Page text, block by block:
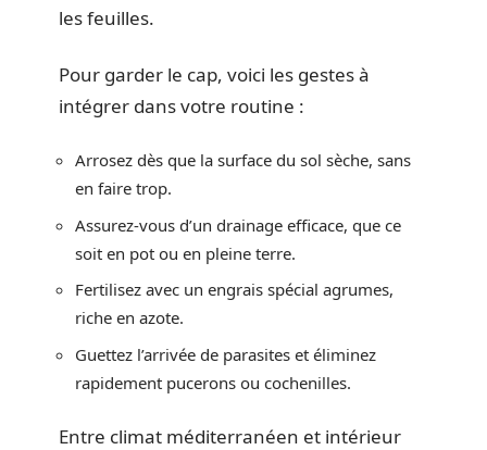
les feuilles.
Pour garder le cap, voici les gestes à
intégrer dans votre routine :
Arrosez dès que la surface du sol sèche, sans
en faire trop.
Assurez-vous d’un drainage efficace, que ce
soit en pot ou en pleine terre.
Fertilisez avec un engrais spécial agrumes,
riche en azote.
Guettez l’arrivée de parasites et éliminez
rapidement pucerons ou cochenilles.
Entre climat méditerranéen et intérieur